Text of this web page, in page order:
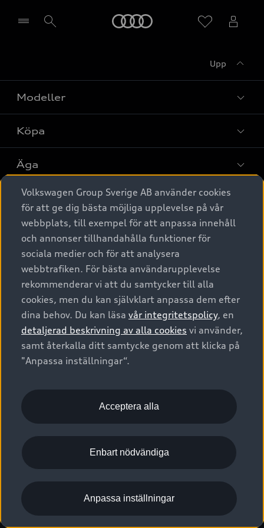
Upp
Modeller
Alla modeller
Elbilar
A6 modellerna
SUV
Avant
Audi Sport
Köpa
Privaterbjudanden
Privatleasing
Nya bilar i lager
Begagnade bilar i lager
Audi approved :plus - så gott som nya
Finansiering
Audi exclusive
Provkörning
Äga
Service & tillbehör
Audi digital services
Originaltillbehör - köp online
Garantier
Försäkring
Digitala manualer för din Audi
Audi Collection – livsstilsartiklar
Vanliga frågor
2G/3G nätet stängs ned - Hur påverkas min bil av detta?
Tjänstebil
Tjänstebil
Business lease online
Företagsleasing
Om Audi Sverige
Kontakta oss
Audi Återförsäljare/-serviceverkstad
myAudi
Pressmeddelanden
Nyhetsbrev
Vårt hållbarhetsarbete
Lediga tjänster huvudkontor
Lediga tjänster hos Audi Återförsäljare
Kommentar till mediauppgifter om dataläcka
© 2026 AUDI SVERIGE. All Rights Reserved.
Utgivare Juridiskt
Juridiskt Audi AG
Juridiskt Audi Digital Giveaway
Anpassa inställningar för cookies
Visselblåsarkanaler
Volkswagen Group Sverige AB använder cookies
för att ge dig bästa möjliga upplevelse på vår
webbplats, till exempel för att anpassa innehåll
och annonser tillhandahålla funktioner för
sociala medier och för att analysera
webbtrafiken. För bästa användarupplevelse
rekommenderar vi att du samtycker till alla
cookies, men du kan självklart anpassa dem efter
dina behov. Du kan läsa vår integritetspolicy, en
detaljerad beskrivning av alla cookies vi använder,
samt återkalla ditt samtycke genom att klicka på
"Anpassa inställningar“.
Acceptera alla
Enbart nödvändiga
Anpassa inställningar